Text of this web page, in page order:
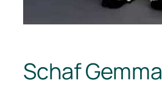
Schaf Gemma